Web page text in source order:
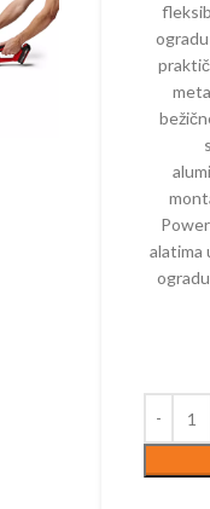
TRIMERI –
USISIVAČI –
alatima